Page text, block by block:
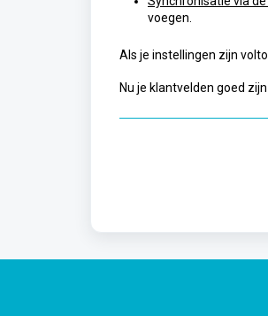
voegen.
Als je instellingen zijn
Nu je klantvelden goed